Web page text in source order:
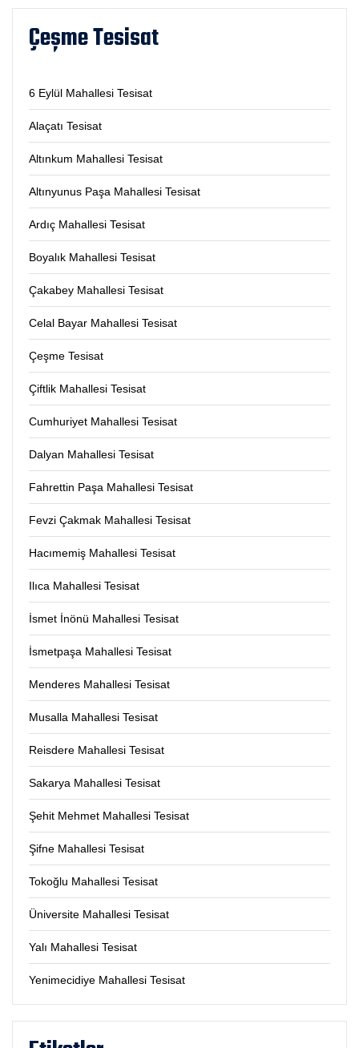
Çeşme Tesisat
6 Eylül Mahallesi Tesisat
Alaçatı Tesisat
Altınkum Mahallesi Tesisat
Altınyunus Paşa Mahallesi Tesisat
Ardıç Mahallesi Tesisat
Boyalık Mahallesi Tesisat
Çakabey Mahallesi Tesisat
Celal Bayar Mahallesi Tesisat
Çeşme Tesisat
Çiftlik Mahallesi Tesisat
Cumhuriyet Mahallesi Tesisat
Dalyan Mahallesi Tesisat
Fahrettin Paşa Mahallesi Tesisat
Fevzi Çakmak Mahallesi Tesisat
Hacımemiş Mahallesi Tesisat
Ilıca Mahallesi Tesisat
İsmet İnönü Mahallesi Tesisat
İsmetpaşa Mahallesi Tesisat
Menderes Mahallesi Tesisat
Musalla Mahallesi Tesisat
Reisdere Mahallesi Tesisat
Sakarya Mahallesi Tesisat
Şehit Mehmet Mahallesi Tesisat
Şifne Mahallesi Tesisat
Tokoğlu Mahallesi Tesisat
Üniversite Mahallesi Tesisat
Yalı Mahallesi Tesisat
Yenimecidiye Mahallesi Tesisat